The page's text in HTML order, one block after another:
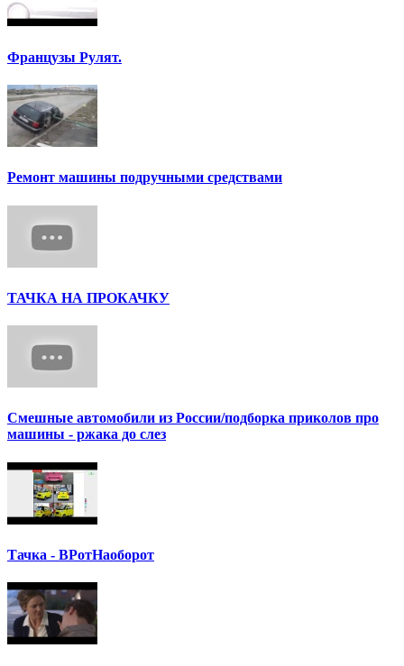
Французы Рулят.
Ремонт машины подручными средствами
ТАЧКА НА ПРОКАЧКУ
Смешные автомобили из России/подборка приколов про
машины - ржака до слез
Тачка - ВРотНаоборот